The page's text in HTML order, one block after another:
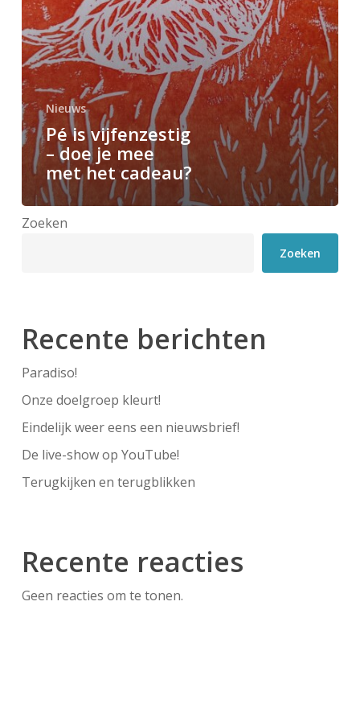
het
cadeau?
Nieuws
Pé is vijfenzestig
– doe je mee
met het cadeau?
Zoeken
Zoeken
Recente berichten
Paradiso!
Onze doelgroep kleurt!
Eindelijk weer eens een nieuwsbrief!
De live-show op YouTube!
Terugkijken en terugblikken
Recente reacties
Geen reacties om te tonen.